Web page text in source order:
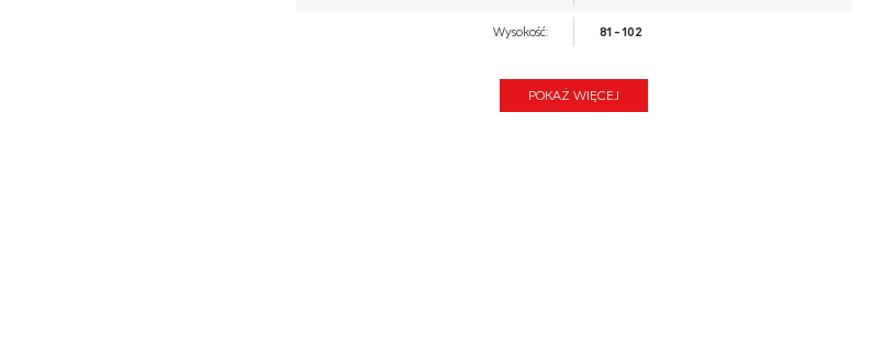
Wysokość: 81 - 102
Głębokość: 155, 85
POKAŻ WIĘCEJ